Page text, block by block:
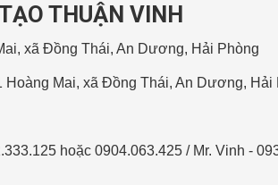
THUẬN VINH
xã Đồng Thái, An Dương, Hải Phòng
Hoàng Mai, xã Đồng Thái, An Dương, Hải
hoặc 0904.063.425 / Mr. Vinh -